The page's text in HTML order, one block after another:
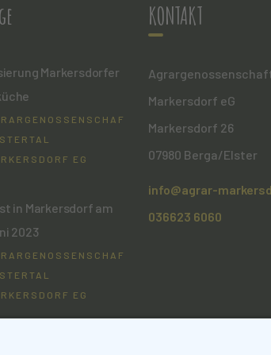
Markersdorfer
EG
in Markersdorf am
2023
EG
KONTAKT
Markersdorf eG
Markersdorf 26
07980 Berga/Elster
info@agrar-
036623 6060